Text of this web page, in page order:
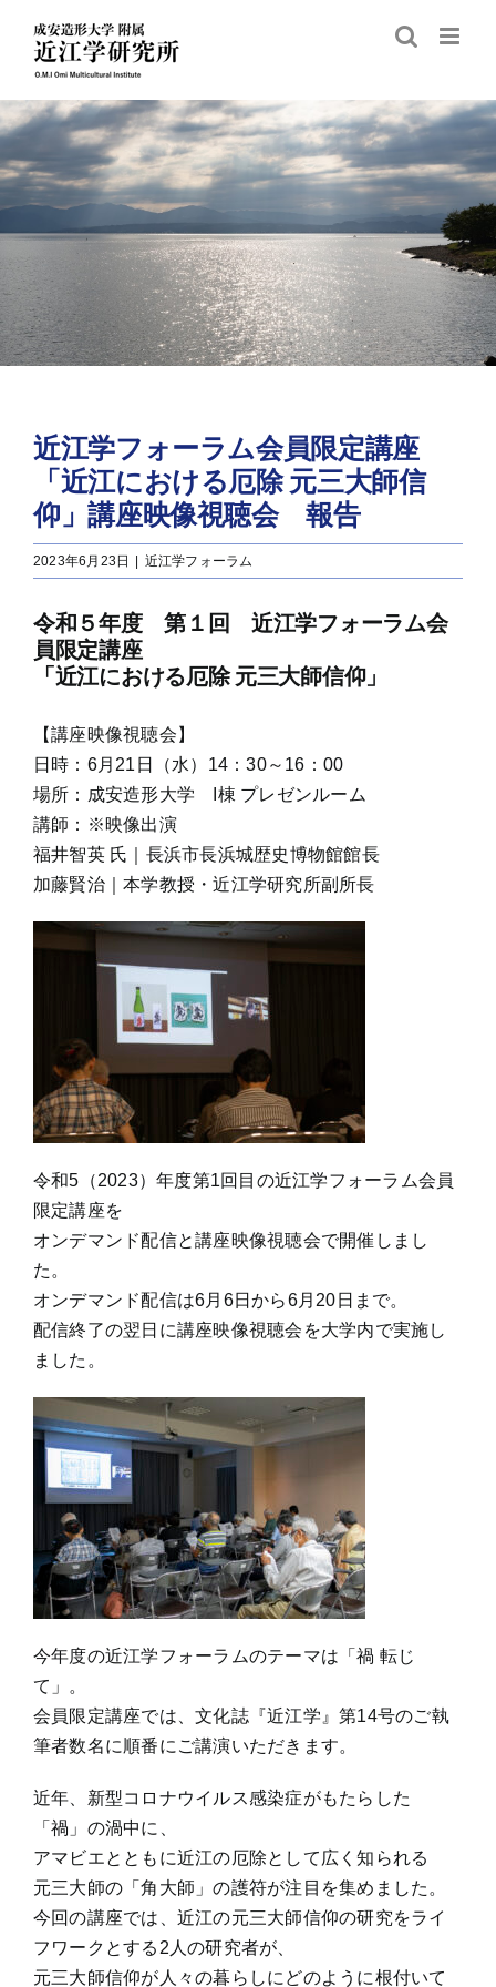
content
近江学フォーラム会員限定講座
「近江における厄除 元三大師信
仰」講座映像視聴会 報告
2023年6月23日 近江学フォーラム
令和５年度 第１回 近江学フォーラム会
員限定講座
「近江における厄除 元三大師信仰」
【講座映像視聴会】
日時：6月21日（水）14：30～16：00
場所：成安造形大学 I棟 プレゼンルーム
講師：※映像出演
福井智英 氏｜長浜市長浜城歴史博物館館長
加藤賢治｜本学教授・近江学研究所副所長
令和5（2023）年度第1回目の近江学フォーラム会員
限定講座を
オンデマンド配信と講座映像視聴会で開催しまし
た。
オンデマンド配信は6月6日から6月20日まで。
配信終了の翌日に講座映像視聴会を大学内で実施し
ました。
今年度の近江学フォーラムのテーマは「禍 転じ
て」。
会員限定講座では、文化誌『近江学』第14号のご執
筆者数名に順番にご講演いただきます。
近年、新型コロナウイルス感染症がもたらした
「禍」の渦中に、
アマビエとともに近江の厄除として広く知られる
元三大師の「角大師」の護符が注目を集めました。
今回の講座では、近江の元三大師信仰の研究をライ
フワークとする2人の研究者が、
元三大師信仰が人々の暮らしにどのように根付いて